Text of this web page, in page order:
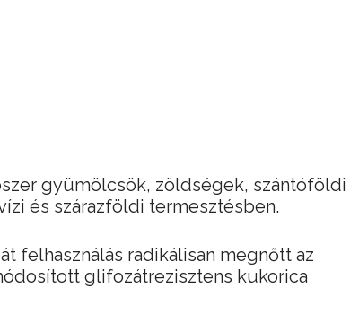
gyümölcsök, zöldségek, szántóföldi
és szárazföldi termesztésben.
felhasználás radikálisan megnőtt az
glifozátrezisztens kukorica